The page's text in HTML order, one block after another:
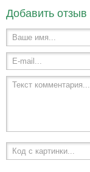
Добавить отзыв
Ваше имя...
E-mail...
Текст комментария...
Код с картинки...